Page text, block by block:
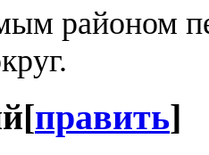
районом
[править]